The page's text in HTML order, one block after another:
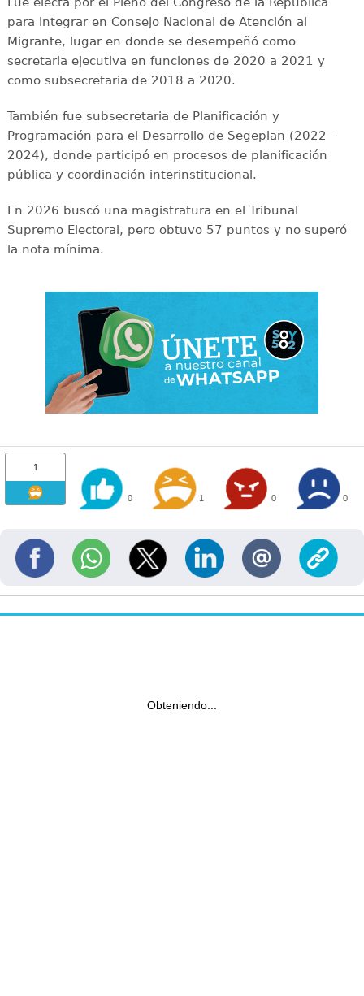
para integrar en Consejo Nacional de Atención al
Migrante, lugar en donde se desempeñó como
secretaria ejecutiva en funciones de 2020 a 2021 y
como subsecretaria de 2018 a 2020.
También fue subsecretaria de Planificación y
Programación para el Desarrollo de Segeplan (2022 -
2024), donde participó en procesos de planificación
pública y coordinación interinstitucional.
En 2026 buscó una magistratura en el Tribunal
Supremo Electoral, pero obtuvo 57 puntos y no superó
la nota mínima.
1
0 1 0 0
Obteniendo...